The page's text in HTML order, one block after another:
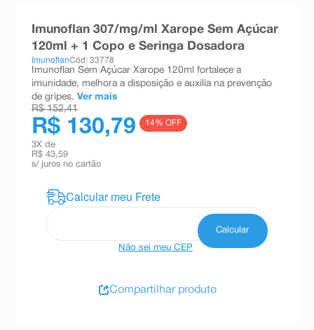
Imunoflan 307/mg/ml Xarope Sem Açúcar
120ml + 1 Copo e Seringa Dosadora
ImunoflanCód: 33778
Imunoflan Sem Açúcar Xarope 120ml fortalece a
imunidade, melhora a disposição e auxilia na prevenção
de gripes. Ver mais
R$ 152,41
R$ 130,79 14% OFF
3X de
R$ 43,59
s/ juros no cartão
Não sei meu CEP
Compartilhar produto
esmalte
ºabsorvente